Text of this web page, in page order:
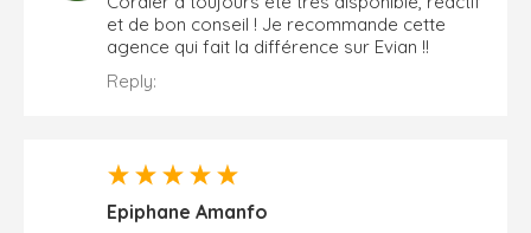
et de bon conseil ! Je recommande cette
agence qui fait la différence sur Evian !!
Reply:
Epiphane Amanfo